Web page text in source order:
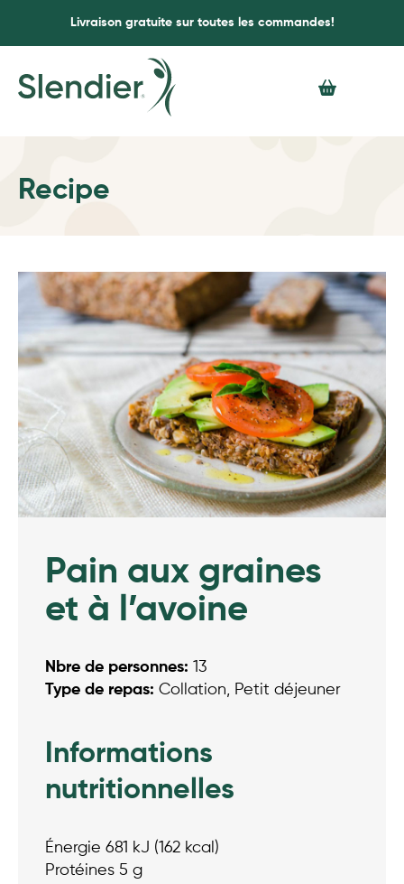
Livraison gratuite sur toutes les commandes!
Recipe
Pain aux graines
et à l’avoine
Nbre de personnes: 13
Type de repas: Collation, Petit déjeuner
Informations
nutritionnelles
Énergie 681 kJ (162 kcal)
Protéines 5 g